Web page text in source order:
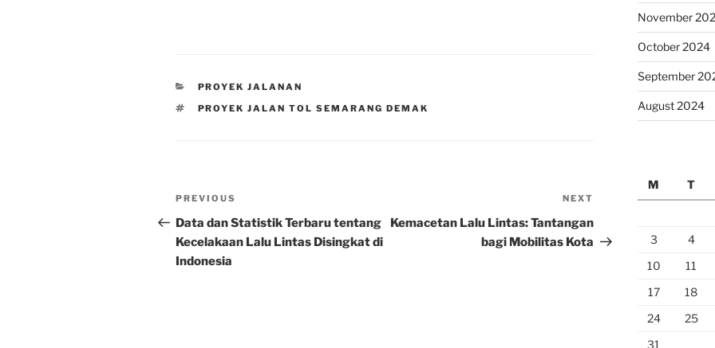
CATEGORIES
PROYEK JALANAN
TAGS
PROYEK JALAN TOL SEMARANG DEMAK
Post
navigation
Previous
Post
PREVIOUS
Data dan Statistik Terbaru tentang
Kecelakaan Lalu Lintas Disingkat di
Indonesia
Post
NEXT
Kemacetan Lalu Lintas: Tantangan
bagi Mobilitas Kota
November
October 2024
September
August 2024
M
T
3
4
10
11
17
18
24
25
31